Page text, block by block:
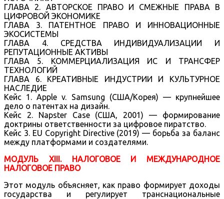
ГЛАВА 2. АВТОРСКОЕ ПРАВО И СМЕЖНЫЕ ПРАВА В
ЦИФРОВОЙ ЭКОНОМИКЕ
ГЛАВА 3. ПАТЕНТНОЕ ПРАВО И ИННОВАЦИОННЫЕ
ЭКОСИСТЕМЫ
ГЛАВА 4. СРЕДСТВА ИНДИВИДУАЛИЗАЦИИ И
РЕПУТАЦИОННЫЕ АКТИВЫ
ГЛАВА 5. КОММЕРЦИАЛИЗАЦИЯ ИС И ТРАНСФЕР
ТЕХНОЛОГИЙ
ГЛАВА 6. КРЕАТИВНЫЕ ИНДУСТРИИ И КУЛЬТУРНОЕ
НАСЛЕДИЕ
Кейс 1. Apple v. Samsung (США/Корея) — крупнейшее
дело о патентах на дизайн.
Кейс 2. Napster Case (США, 2001) — формирование
доктрины ответственности за цифровое пиратство.
Кейс 3. EU Copyright Directive (2019) — борьба за баланс
между платформами и создателями.
МОДУЛЬ XIII. НАЛОГОВОЕ И МЕЖДУНАРОДНОЕ
НАЛОГОВОЕ ПРАВО
Этот модуль объясняет, как право формирует доходы
государства и регулирует транснациональные